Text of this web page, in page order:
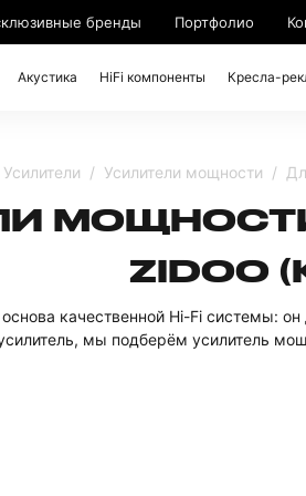
бренды Портфолио
Акустика HiFi компоненты Кресла-
Усилители Усилители мощности
ZIDOO
качественной Hi-Fi системы:
мы подберём усилитель